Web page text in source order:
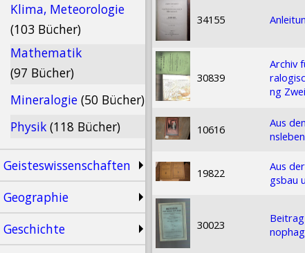
Klima, Meteorologie
(103 Bücher)
Mathematik
(97 Bücher)
Mineralogie (50 Bücher)
Physik (118 Bücher)
Geisteswissenschaften
Geographie
Geschichte
34155
30839
Archiv
ng
10616
Aus
nsleben
19822
Aus
gsbau
30023